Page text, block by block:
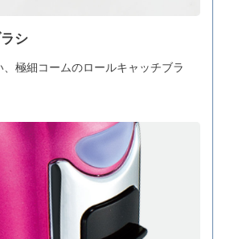
シ
極細コームのロールキャッチブラ